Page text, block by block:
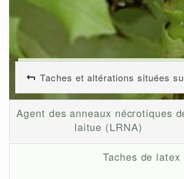
Taches et altérations situées
Agent des anneaux nécrotiques
laitue (LRNA)
Taches de latex